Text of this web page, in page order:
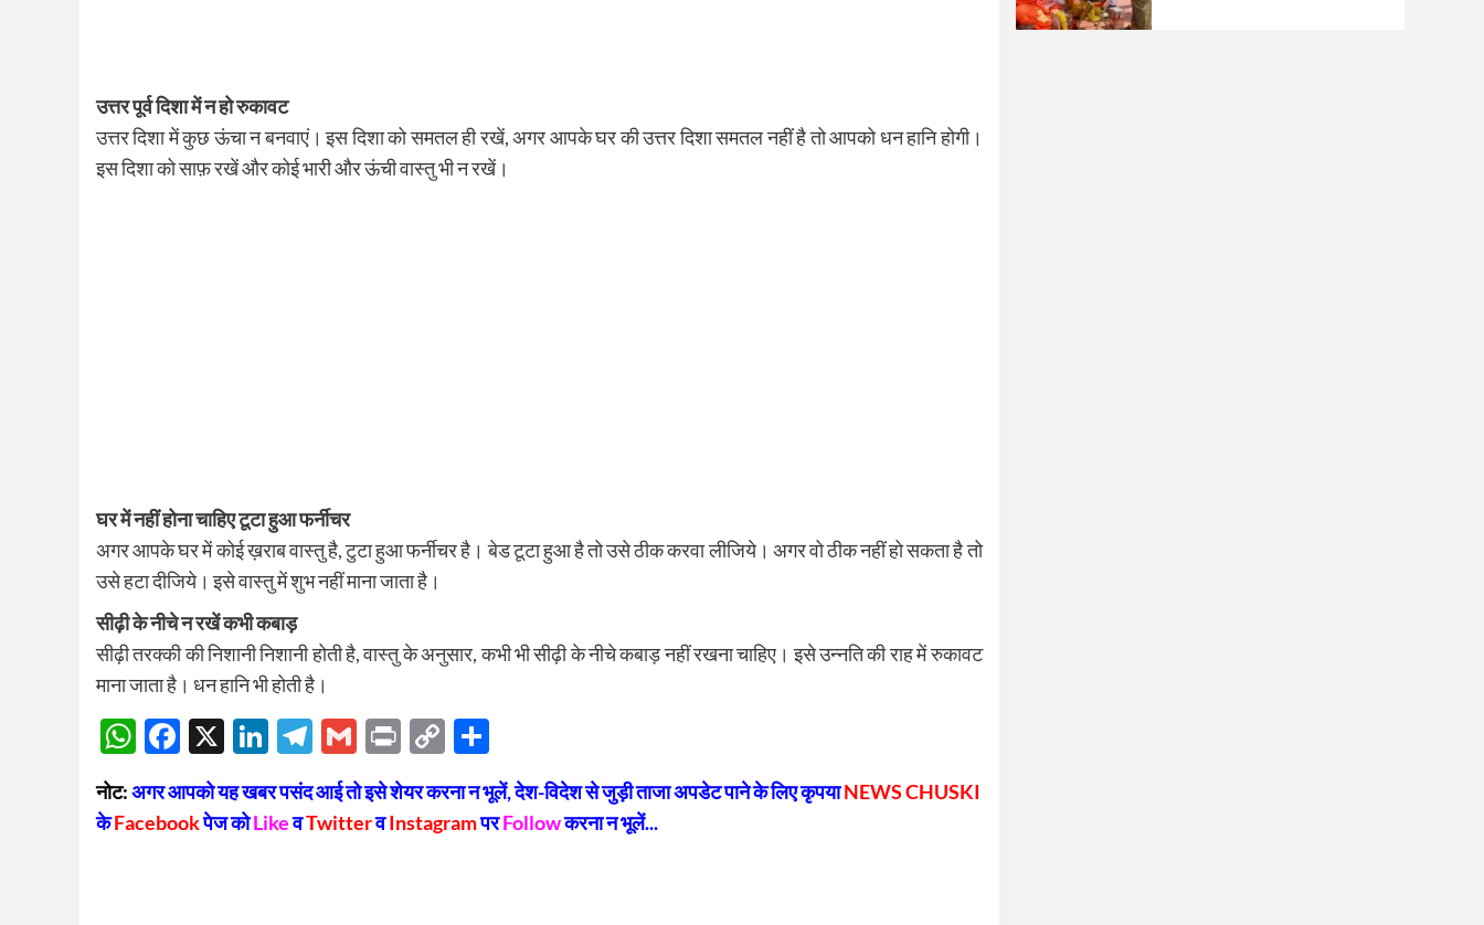
उत्तर पूर्व दिशा में न हो रुकावट
उत्तर दिशा में कुछ ऊंचा न बनवाएं। इस दिशा को समतल ही रखें, अगर आपके घर की उत्तर दिशा समतल नहीं है तो आपको धन हानि होगी।
इस दिशा को साफ़ रखें और कोई भारी और ऊंची वास्तु भी न रखें।
घर में नहीं होना चाहिए टूटा हुआ फर्नीचर
अगर आपके घर में कोई ख़राब वास्तु है, टुटा हुआ फर्नीचर है। बेड टूटा हुआ है तो उसे ठीक करवा लीजिये। अगर वो ठीक नहीं हो सकता है तो
उसे हटा दीजिये। इसे वास्तु में शुभ नहीं माना जाता है।
सीढ़ी के नीचे न रखें कभी कबाड़
सीढ़ी तरक्की की निशानी निशानी होती है, वास्तु के अनुसार, कभी भी सीढ़ी के नीचे कबाड़ नहीं रखना चाहिए। इसे उन्नति की राह में रुकावट
माना जाता है। धन हानि भी होती है।
WhatsApp
Facebook
X LinkedIn
Telegram
GmailPrintCopy
Link
नोट:अगर आपको यह खबर पसंद आई तो इसे शेयर करना न भूलें, देश-विदेश से जुड़ी ताजा अपडेट पाने के लिए कृपयाNEWS CHUSKI
केFacebookपेज कोLikeवTwitterवInstagramपरFollowकरना न भूलें...